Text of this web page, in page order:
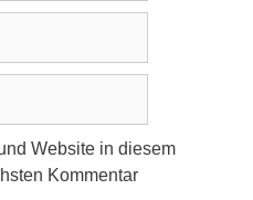
Website in diesem
Kommentar